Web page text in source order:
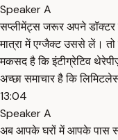
Speaker A
सप्लीमेंट्स जरूर अपने
मात्रा में एग्जैक्ट उससे लें। तो
मकसद है कि इंटीग्रेटिव
अच्छा समाचार है कि
13:04
Speaker A
अब आपके घरों में आपके पास